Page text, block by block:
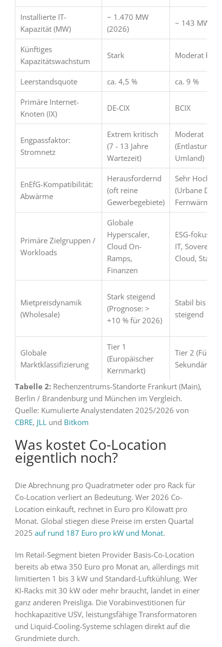
Installierte IT-
Kapazität (MW)
~ 1.470 MW
(2026)
~ 143 MW
Künftiges
Kapazitätswachstum
Stark Moderat bis
Leerstandsquote ca. 4,5 % ca. 9 %
Primäre Internet-
Knoten (IX)
DE-CIX BCIX
Engpassfaktor:
Stromnetz
Extrem kritisch
(7 - 13 Jahre
Wartezeit)
Moderat
(Entlastung
Umland)
EnEfG-Kompatibilität:
Abwärme
Herausfordernd
(oft reine
Gewerbegebiete)
Sehr Hoch
(Urbane
Primäre Zielgruppen /
Workloads
Globale
Hyperscaler,
Cloud On-
Ramps,
Finanzen
ESG-
IT, Sovereign
Cloud,
Mietpreisdynamik
(Wholesale)
Stark steigend
(Prognose: >
+10 % für 2026)
Stabil bis
steigend
Globale
Marktklassifizierung
Tier 1
(Europäischer
Kernmarkt)
Tier 2
Tabelle 2:Rechenzentrums-Standorte Frankurt (Main),
Berlin / Brandenburg und München im Vergleich.
Quelle: Kumulierte Analystendaten 2025/2026 von
CBRE, JLL und Bitkom
Was kostet Co-Location
eigentlich noch?
Die Abrechnung pro Quadratmeter oder pro Rack für
Co-Location verliert an Bedeutung. Wer 2026 Co-
Location einkauft, rechnet in Euro pro Kilowatt pro
Monat. Global stiegen diese Preise im ersten Quartal
2025 auf rund 187 Euro pro kW und Monat.
Im Retail-Segment bieten Provider Basis-Co-Location
bereits ab etwa 350 Euro pro Monat an, allerdings mit
limitierten 1 bis 3 kW und Standard-Luftkühlung. Wer
KI-Racks mit 30 kW oder mehr braucht, landet in einer
ganz anderen Preisliga. Die Vorabinvestitionen für
hochkapazitive USV, leistungsfähige Transformatoren
und Liquid-Cooling-Systeme schlagen direkt auf die
Grundmiete durch.